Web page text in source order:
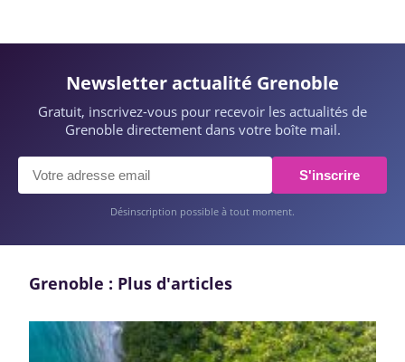
Newsletter actualité Grenoble
Gratuit, inscrivez-vous pour recevoir les actualités de
Grenoble directement dans votre boîte mail.
S'inscrire
Désinscription possible à tout moment.
Grenoble : Plus d'articles